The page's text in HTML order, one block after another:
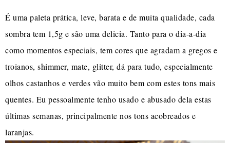
É uma paleta prática, leve, barata e de muita qualidade, cada
sombra tem 1,5g e são uma delicia. Tanto para o dia-a-dia
como momentos especiais, tem cores que agradam a gregos e
troianos, shimmer, mate, glitter, dá para tudo, especialmente
olhos castanhos e verdes vão muito bem com estes tons mais
quentes. Eu pessoalmente tenho usado e abusado dela estas
últimas semanas, principalmente nos tons acobreados e
laranjas.